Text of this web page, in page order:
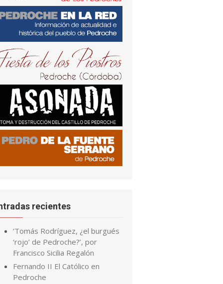
recientes
‘Tomás Rodríguez, ¿el burgués
‘rojo’ de Pedroche?’, por
Francisco Sicilia Regalón
Fernando II El Católico en
Pedroche